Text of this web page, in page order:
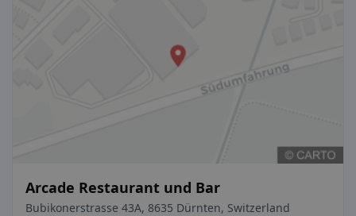
Arcade Restaurant und Bar
Bubikonerstrasse 43A, 8635 Dürnten, Switzerland